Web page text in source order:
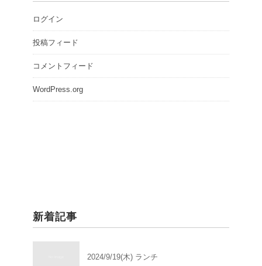
ログイン
投稿フィード
コメントフィード
WordPress.org
新着記事
2024/9/19(木) ランチ